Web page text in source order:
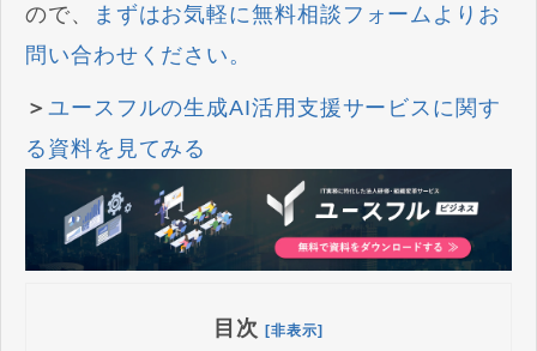
ので、
まずはお気軽に無料相談フォームよりお
問い合わせください。
＞ ユースフルの生成AI活用支援サービスに関す
る資料を見てみる
目次 [非表示]